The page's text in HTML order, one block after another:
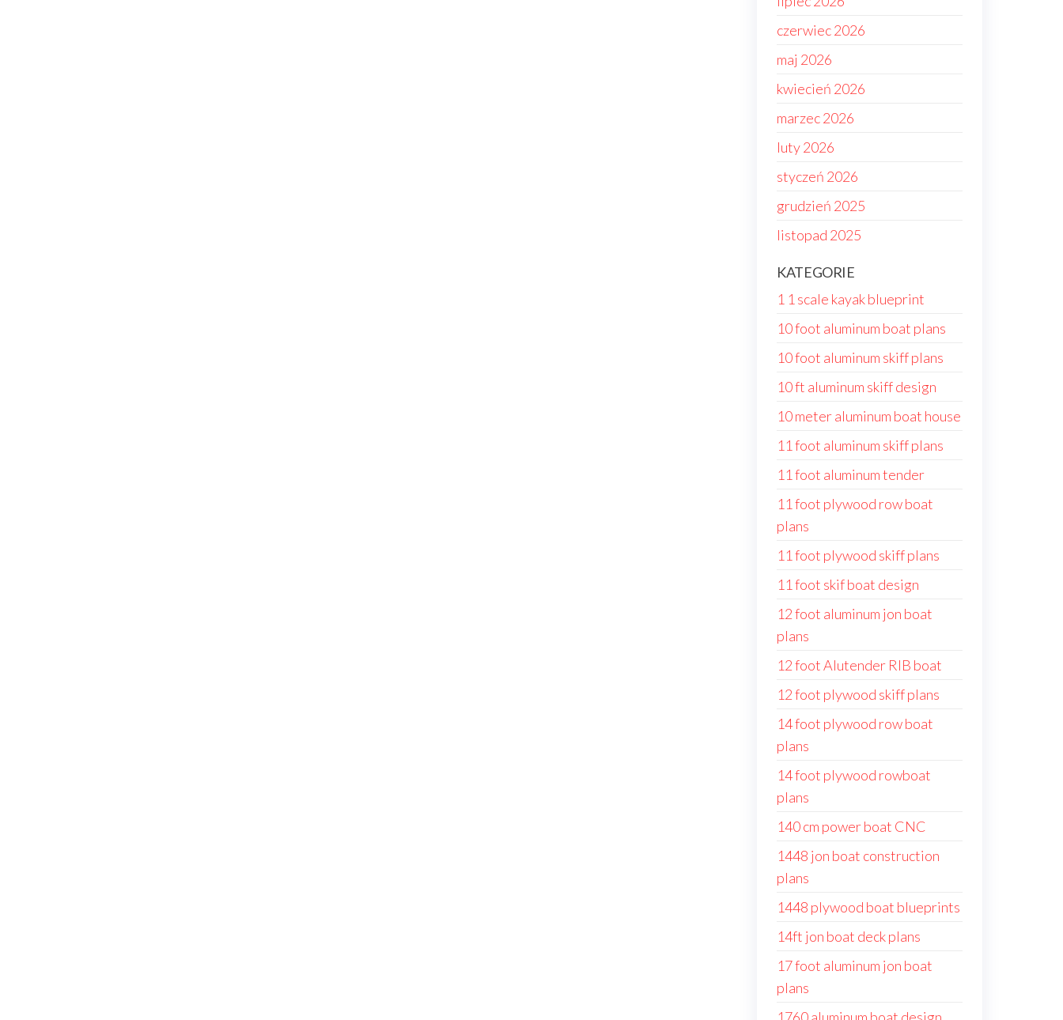
czerwiec 2026
maj 2026
kwiecień 2026
marzec 2026
luty 2026
styczeń 2026
grudzień 2025
listopad 2025
KATEGORIE
1 1 scale kayak blueprint
10 foot aluminum boat plans
10 foot aluminum skiff plans
10 ft aluminum skiff design
10 meter aluminum boat house
11 foot aluminum skiff plans
11 foot aluminum tender
11 foot plywood row boat
plans
11 foot plywood skiff plans
11 foot skif boat design
12 foot aluminum jon boat
plans
12 foot Alutender RIB boat
12 foot plywood skiff plans
14 foot plywood row boat
plans
14 foot plywood rowboat
plans
140 cm power boat CNC
1448 jon boat construction
plans
1448 plywood boat blueprints
14ft jon boat deck plans
17 foot aluminum jon boat
plans